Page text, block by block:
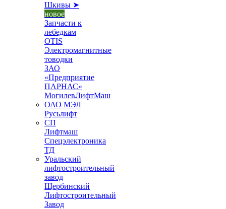
Шкивы ➤
новое
Запчасти к
лебедкам
OTIS
Электромагнитные
товодки
ЗАО
«Предприятие
ПАРНАС»
МогилевЛифтМаш
ОАО МЭЛ
Русьлифт
СП
Лифтмаш
Спецэлектроника
ТД
Уральский
лифтостроительный
завод
Щербинский
Лифтостроительный
Завод